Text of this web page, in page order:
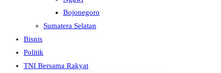
Bojonegoro
Sumatera Selatan
Bisnis
Politik
TNI Bersama Rakyat